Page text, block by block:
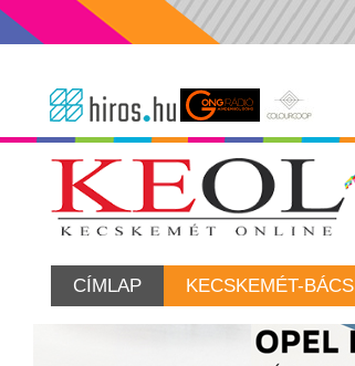
CÍMLAP KECSKEMÉT-BÁCS